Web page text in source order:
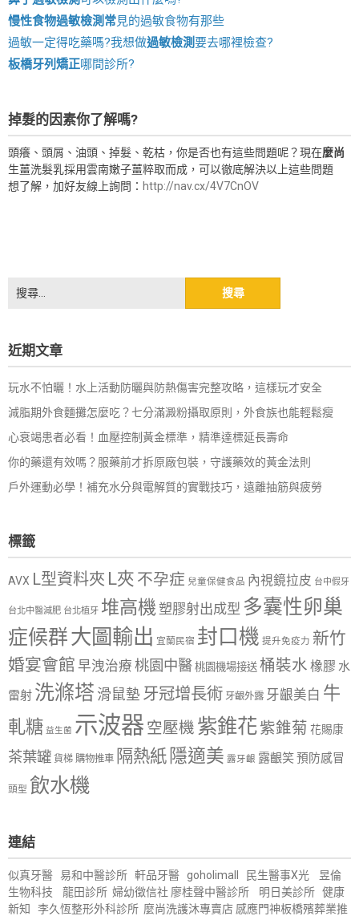
慢性食物過敏檢測 常見的過敏食物有那些
過敏一定得吃藥嗎?我想做過敏檢測要去哪裡檢查?
板橋牙列矯正哪間診所?
掉髮的因素你了解嗎?
頭癢、頭屑、油頭、掉髮、乾枯，你是否也有這些問題呢？現在麼尚
生薑洗髮乳採用雲南嫩子薑粹取而成，可以徹底解決以上這些問題
想了解，加好友線上詢問： http://nav.cx/4V7CnOV
搜
尋
字:
近期文章
玩水不怕曬！水上活動防曬與防熱傷害完整攻略，這樣玩才安全
減脂期外食麵攤怎麼吃？七分滿澱粉攝取原則，外食族也能輕鬆瘦
心衰竭患者必看！血壓控制黃金標準，精準達標延長壽命
你的藥還有效嗎？服藥前才拆原廠包裝，守護藥效的黃金法則
戶外運動必學！補充水分與電解質的實戰技巧，遠離抽筋與疲勞
標籤
AVX L型資料夾 L夾 不孕症 兒童保健食品 內視鏡拉皮 台中假牙
台北中醫減肥 台北植牙 堆高機塑膠射出成型 多囊性卵巢
症候群大圖輸出 宜蘭民宿 封口機 提升免疫力 新竹
婚宴會館 早洩治療 桃園中醫 桃園機場接送 桶裝水 橡膠 水
雷射 洗滌塔 滑鼠墊 牙冠增長術 牙齦外露 牙齦美白 牛
軋糖 益生菌 示波器 空壓機 紫錐花紫錐菊 花賜康
茶葉罐 貨梯 購物推車 隔熱紙 隱適美 露牙齦 露齦笑預防感冒
頭型 飲水機
連結
似真牙醫 易和中醫診所 軒品牙醫 goholimall 民生醫事X光
昱倫
生物科技
龍田診所 婦幼徵信社 廖桂聲中醫診所 明日美診所 健康
新知
李久恆整形外科診所 麼尚洗護沐專賣店 感應門神板橋殯葬業推